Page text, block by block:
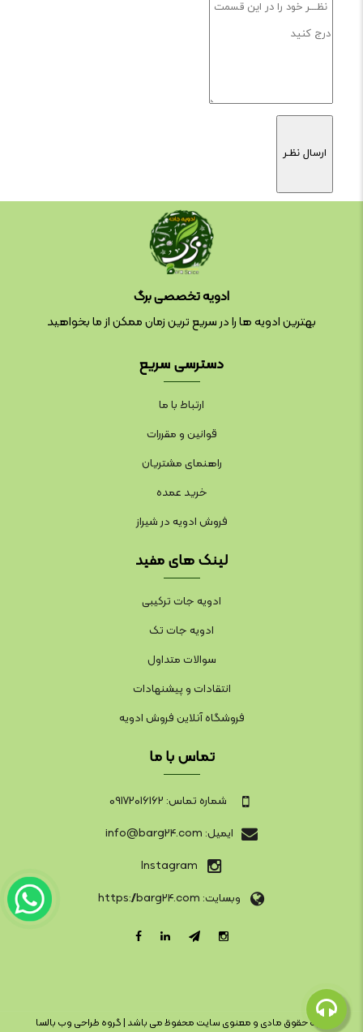
ادویه تخصصی برگ
بهترین ادویه ها را در سریع ترین زمان ممکن از ما بخواهید
دسترسی سریع
ارتباط با ما
قوانین و مقررات
راهنمای مشتریان
خرید عمده
فروش ادویه در شیراز
لینک های مفید
ادویه جات ترکیبی
ادویه جات تک
سوالات متداول
انتقادات و پیشنهادات
فروشگاه آنلاین فروش ادویه
تماس با ما
شماره تماس: 09172016162
ایمیل: info@barg24.com
Instagram
وبسایت: https://barg24.com
کلیه حقوق مادی و معنوی سایت محفوظ می باشد |گروه طراحی وب بالسا